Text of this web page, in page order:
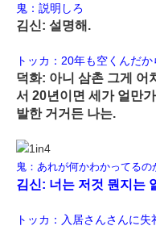
鬼：説明しろ
김신: 설명해.
トッカ：20年も空くんだ
덕화: 아니 삼촌 그게 어
서 20년이면 세가 얼만
발한 거거든 나는.
鬼：あれが何かわかってるの
김신: 너는 저것 뭔지는
トッカ：入居さんさんに